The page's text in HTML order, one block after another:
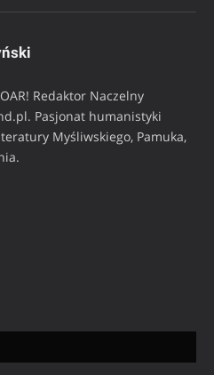
Redaktor Naczelny
Pasjonat humanistyki
Myśliwskiego, Pamuka,